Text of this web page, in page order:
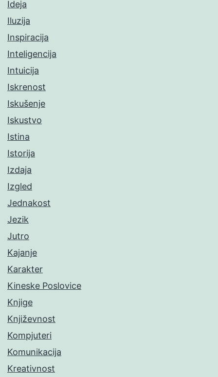
Ideja
Iluzija
Inspiracija
Inteligencija
Intuicija
Iskrenost
Iskušenje
Iskustvo
Istina
Istorija
Izdaja
Izgled
Jednakost
Jezik
Jutro
Kajanje
Karakter
Kineske Poslovice
Knjige
Književnost
Kompjuteri
Komunikacija
Kreativnost